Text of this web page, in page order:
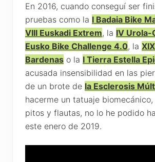
En 2016, cuando conseguí ser
pruebas como la I Badaia Bike
VIII Euskadi Extrem, la IV Urola-
Eusko Bike Challenge 4.0, la
Bardenas o la I Tierra Estella
acusada insensibilidad en las
de un brote de la Esclerosis
hacerme un tatuaje
pitos y flautas, no lo he podido
este enero de 2019.